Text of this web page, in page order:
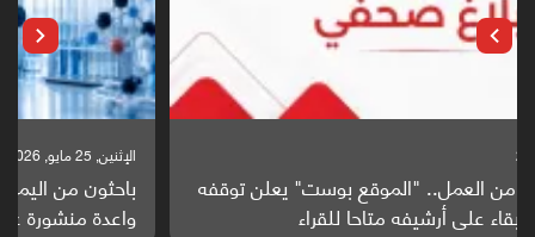
باحثون من اليمن يدخلون سباق أبحاث ألزهايمر بدراسة
واعدة منشورة عالميا (ترجمة)